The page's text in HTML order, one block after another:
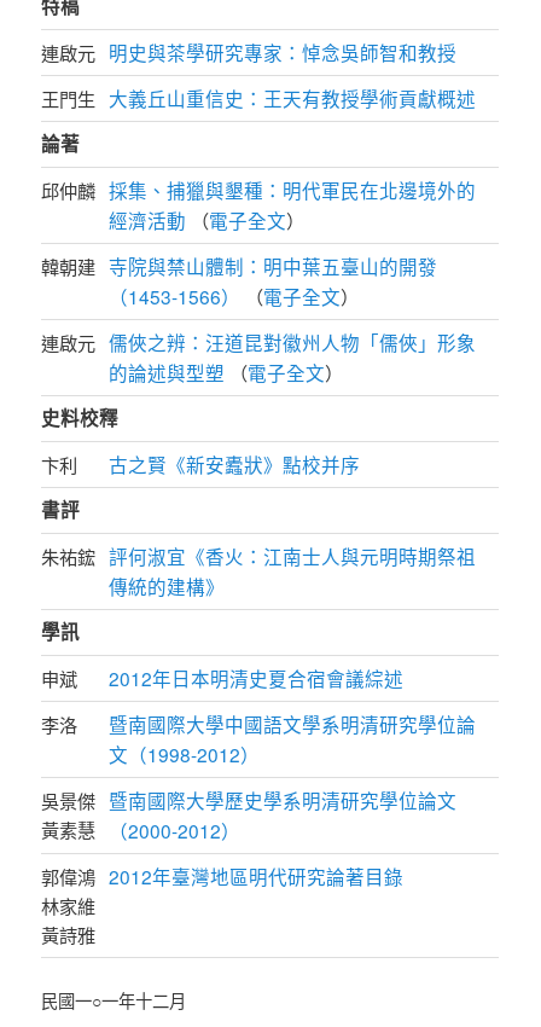
特稿
連啟元 明史與茶學研究專家：悼念吳師智和教授
王門生
大義丘山重信史：王天有教授學術貢獻概述
論著
邱仲麟 採集、捕獵與墾種：明代軍民在北邊境外的
經濟活動 （電子全文）
韓朝建 寺院與禁山體制：明中葉五臺山的開發
（1453-1566）
（電子全文）
連啟元 儒俠之辨：汪道昆對徽州人物「儒俠」形象
的論述與型塑 （電子全文）
史料校釋
卞利
古之賢《新安蠹狀》點校并序
書評
朱祐鋐 評何淑宜《香火：江南士人與元明時期祭祖
傳統的建構》
學訊
申斌 2012年日本明清史夏合宿會議綜述
李洛
暨南國際大學中國語文學系明清研究學位論
文（1998-2012）
吳景傑
黃素慧
暨南國際大學歷史學系明清研究學位論文
（2000-2012）
郭偉鴻
林家維
黃詩雅
2012年臺灣地區明代研究論著目錄
民國一○一年十二月